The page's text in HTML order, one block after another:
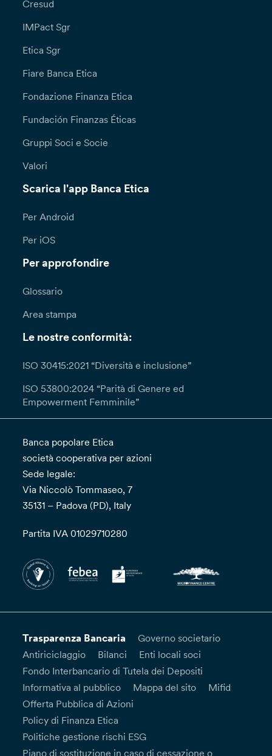
Cresud
IMPact Sgr
Etica Sgr
Fiare Banca Etica
Fondazione Finanza Etica
Fundación Finanzas Éticas
Gruppi Soci e Socie
Valori
Scarica l'app Banca Etica
Per Android
Per iOS
Per approfondire
Glossario
Area stampa
Le nostre conformità:
ISO 30415:2021 “Diversità e inclusione”
ISO 53800:2024 “Parità di Genere ed
Empowerment Femminile”
Banca popolare Etica
società cooperativa per azioni
Sede legale:
Via Niccolò Tommaseo, 7
35131 – Padova (PD), Italy
Partita IVA 01029710280
Trasparenza Bancaria
Governo societario
Antiriciclaggio
Bilanci
Enti locali soci
Fondo Interbancario di Tutela dei Depositi
Informativa al pubblico
Mappa del sito
Mifid
Offerta Pubblica di Azioni
Policy di Finanza Etica
Politiche gestione rischi ESG
Piano di sostituzione in caso di cessazione o